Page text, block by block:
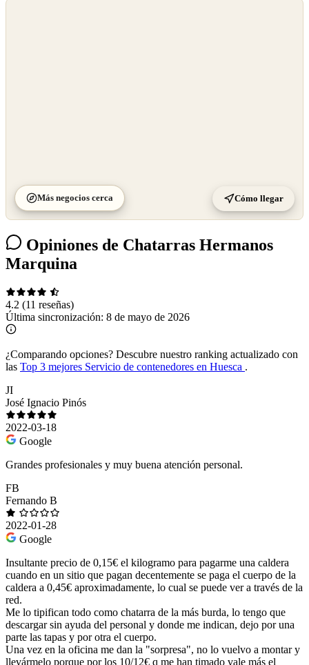
Más negocios cerca Cómo llegar
Opiniones de Chatarras Hermanos
Marquina
4.2 (11 reseñas)
Última sincronización: 8 de mayo de 2026
¿Comparando opciones? Descubre nuestro ranking actualizado con
las Top 3 mejores Servicio de contenedores en Huesca .
JI
José Ignacio Pinós
2022-03-18
Google
Grandes profesionales y muy buena atención personal.
FB
Fernando B
2022-01-28
Google
Insultante precio de 0,15€ el kilogramo para pagarme una caldera
cuando en un sitio que pagan decentemente se paga el cuerpo de la
caldera a 0,45€ aproximadamente, lo cual se puede ver a través de la
red.
Me lo tipifican todo como chatarra de la más burda, lo tengo que
descargar sin ayuda del personal y donde me indican, dejo por una
parte las tapas y por otra el cuerpo.
Una vez en la oficina me dan la "sorpresa", no lo vuelvo a montar y
llevármelo porque por los 10/12€ q me han timado vale más el